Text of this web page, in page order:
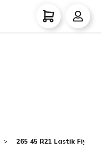
265 45 R21 Lastik